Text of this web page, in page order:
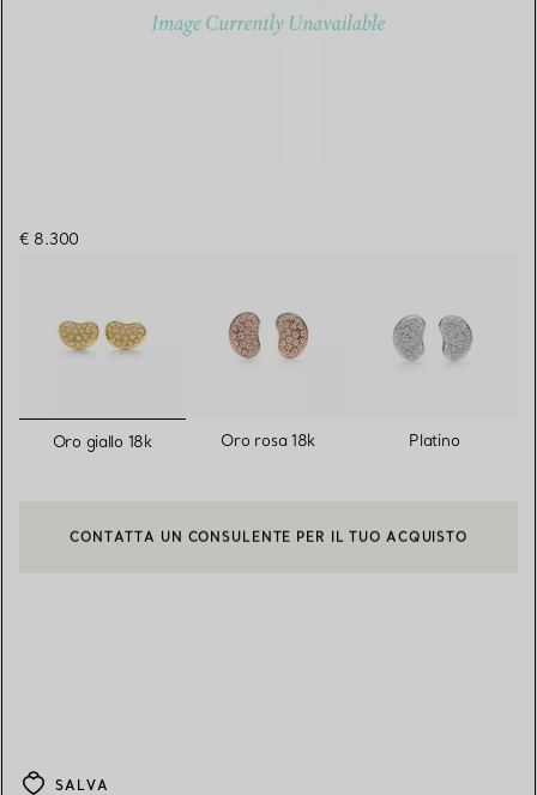
€ 8.300
selezionato/i
Oro giallo 18k Oro rosa 18k Platino
CONTATTA UN CONSULENTE CLIENTI O PRENOTA UN
SALVA